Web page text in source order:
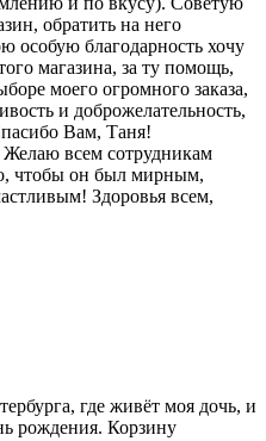
обратить на него
особую благодарность хочу
магазина, за ту помощь,
моего огромного заказа,
и доброжелательность,
Вам, Таня!
всем сотрудникам
чтобы он был мирным,
Здоровья всем,
где живёт моя дочь, и
рождения. Корзину